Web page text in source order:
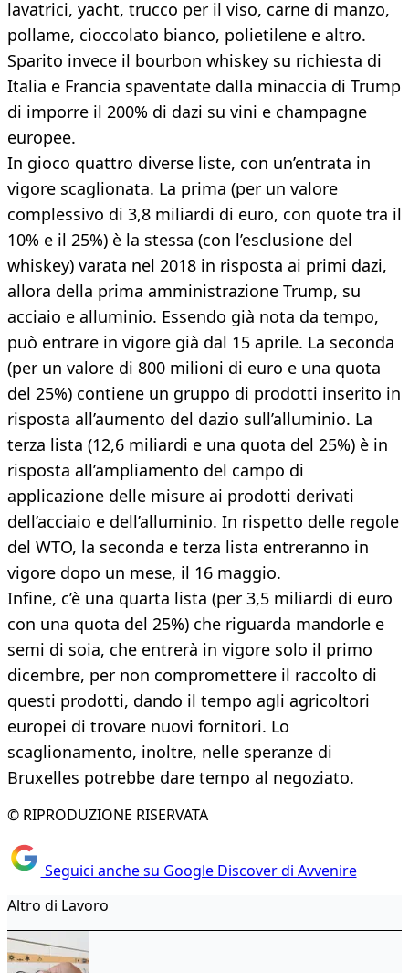
lavatrici, yacht, trucco per il viso, carne di manzo,
pollame, cioccolato bianco, polietilene e altro.
Sparito invece il bourbon whiskey su richiesta di
Italia e Francia spaventate dalla minaccia di Trump
di imporre il 200% di dazi su vini e champagne
europee.
In gioco quattro diverse liste, con un’entrata in
vigore scaglionata. La prima (per un valore
complessivo di 3,8 miliardi di euro, con quote tra il
10% e il 25%) è la stessa (con l’esclusione del
whiskey) varata nel 2018 in risposta ai primi dazi,
allora della prima amministrazione Trump, su
acciaio e alluminio. Essendo già nota da tempo,
può entrare in vigore già dal 15 aprile. La seconda
(per un valore di 800 milioni di euro e una quota
del 25%) contiene un gruppo di prodotti inserito in
risposta all’aumento del dazio sull’alluminio. La
terza lista (12,6 miliardi e una quota del 25%) è in
risposta all’ampliamento del campo di
applicazione delle misure ai prodotti derivati
dell’acciaio e dell’alluminio. In rispetto delle regole
del WTO, la seconda e terza lista entreranno in
vigore dopo un mese, il 16 maggio.
Infine, c’è una quarta lista (per 3,5 miliardi di euro
con una quota del 25%) che riguarda mandorle e
semi di soia, che entrerà in vigore solo il primo
dicembre, per non compromettere il raccolto di
questi prodotti, dando il tempo agli agricoltori
europei di trovare nuovi fornitori. Lo
scaglionamento, inoltre, nelle speranze di
Bruxelles potrebbe dare tempo al negoziato.
© RIPRODUZIONE RISERVATA
Seguici anche su Google Discover di Avvenire
Altro di Lavoro